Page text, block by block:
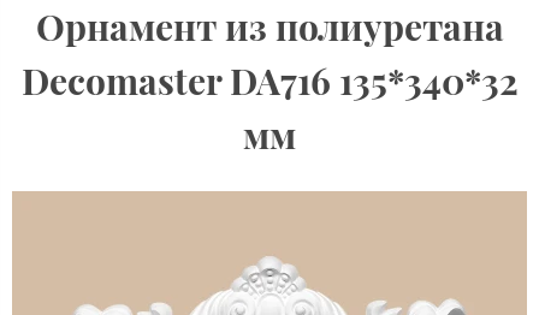
Орнамент из полиуретана
Decomaster DA716 135*340*32
мм